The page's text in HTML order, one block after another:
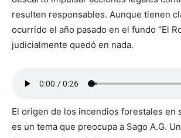
resulten responsables. Aunque tienen
ocurrido el año pasado en el fundo “El
judicialmente quedó en nada.
El origen de los incendios forestales en
es un tema que preocupa a Sago A.G.